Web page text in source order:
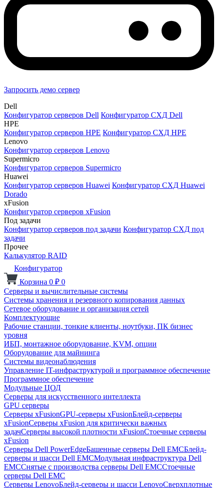
Запросить демо сервер
Dell
Конфигуратор серверов Dell Конфигуратор СХД Dell
HPE
Конфигуратор серверов HPE Конфигуратор СХД HPE
Lenovo
Конфигуратор серверов Lenovo
Supermicro
Конфигуратор серверов Supermicro
Huawei
Конфигуратор серверов Huawei Конфигуратор СХД Huawei
Dorado
xFusion
Конфигуратор серверов xFusion
Под задачи
Конфигуратор серверов под задачи Конфигуратор СХД под
задачи
Прочее
Калькулятор RAID
Конфигуратор
Корзина 0 ₽ 0
Серверы и вычислительные системы
Системы хранения и резервного копирования данных
Сетевое оборудование и организация сетей
Комплектующие
Рабочие станции, тонкие клиенты, ноутбуки, ПК бизнес
уровня
ИБП, монтажное оборудование, KVM, опции
Оборудование для майнинга
Системы видеонаблюдения
Управление IT-инфраструктурой и программное обеспечение
Программное обеспечение
Модульные ЦОД
Серверы для искусственного интеллекта
GPU серверы
Серверы xFusionGPU-серверы xFusionБлейд-серверы
xFusionСерверы xFusion для критически важных
задачСерверы высокой плотности xFusionСтоечные серверы
xFusion
Серверы Dell PowerEdgeБашенные серверы Dell EMCБлейд-
серверы и шасси Dell EMCМодульная инфраструктура Dell
EMCСнятые с производства серверы Dell EMCСтоечные
серверы Dell EMC
Серверы LenovoБлейд-серверы и шасси LenovoСверхплотные